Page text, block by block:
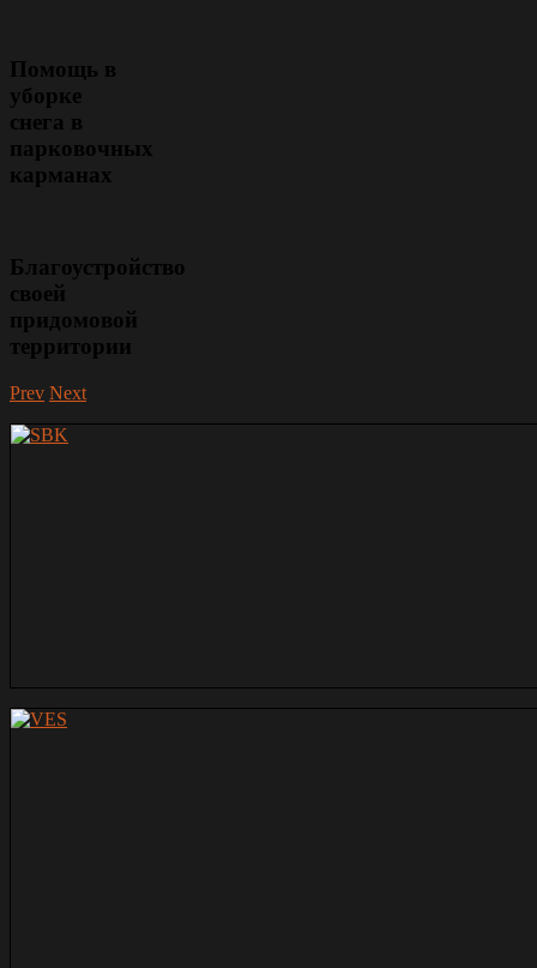
Помощь в
уборке
снега в
парковочных
карманах
Благоустройство
своей
придомовой
территории
Prev Next